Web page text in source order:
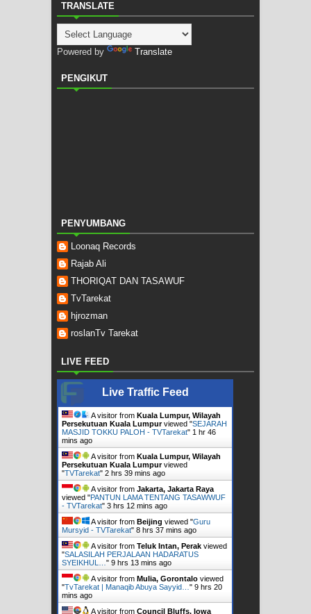
TRANSLATE
Powered by Translate
PENGIKUT
PENYUMBANG
Loonaq Records
Rajab Ali
THORIQAT DAN TASAWUF
TvTarekat
hjrozman
roslanTv Tarekat
LIVE FEED
Live Traffic Feed
A visitor from Kuala Lumpur, Wilayah
Persekutuan Kuala Lumpurviewed "SEJARAH
MASJID TOKKU PALOH - TVTarekat" 1 hr 46
mins ago
A visitor from Kuala Lumpur, Wilayah
Persekutuan Kuala Lumpurviewed
"TVTarekat" 2 hrs 39 mins ago
A visitor from Jakarta, Jakarta Raya
viewed "PANTUN LAMA TENTANG TASAWWUF
- TVTarekat" 3 hrs 12 mins ago
A visitor from Beijing viewed "Guru
Mursyid - TVTarekat" 8 hrs 37 mins ago
A visitor from Teluk Intan, Perak viewed
"SALASILAH PERJALAAN HADARATUS
SYEIKHUL… " 9 hrs 13 mins ago
A visitor from Mulia, Gorontalo viewed
"TvTarekat | Manaqib Abuya Sayyid… " 9 hrs 20
mins ago
A visitor from Council Bluffs, Iowa